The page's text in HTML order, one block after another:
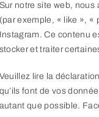
Sur notre site web,
(par exemple, « like », «
Instagram. Ce contenu
stocker et traiter
Veuillez lire la
qu’ils font de vos
autant que possible.